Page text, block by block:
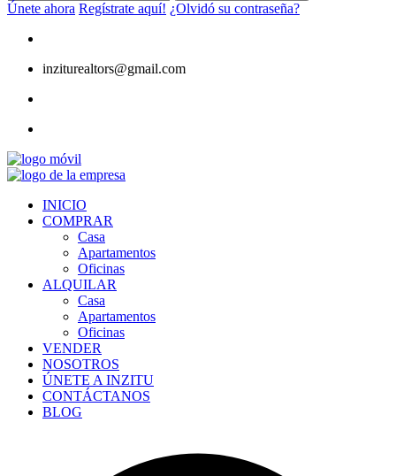
Únete ahora Regístrate aquí! ¿Olvidó su contraseña?
inziturealtors@gmail.com
INICIO
COMPRAR
Casa
Apartamentos
Oficinas
ALQUILAR
Casa
Apartamentos
Oficinas
VENDER
NOSOTROS
ÚNETE A INZITU
CONTÁCTANOS
BLOG